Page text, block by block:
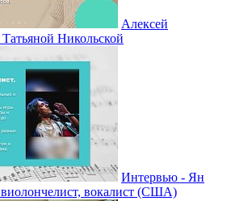
Алексей
Никольской
Интервью - Ян
вокалист (США)